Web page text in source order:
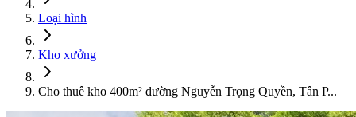
Loại hình
Kho xưởng
Cho thuê kho 400m² đường Nguyễn Trọng Quyền, Tân P...